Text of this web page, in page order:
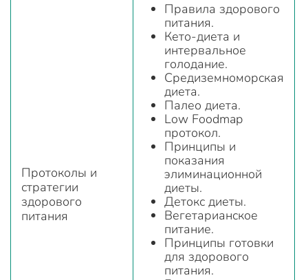
Протоколы и
стратегии
здорового
питания
Правила здорового
питания.
Кето-диета и
интервальное
голодание.
Средиземноморская
диета.
Палео диета.
Low Foodmap
протокол.
Принципы и
показания
элиминационной
диеты.
Детокс диеты.
Вегетарианское
питание.
Принципы готовки
для здорового
питания.